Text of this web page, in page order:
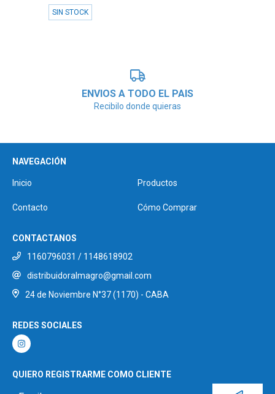
SIN STOCK
ENVIOS A TODO EL PAIS
Recibilo donde quieras
NAVEGACIÓN
Inicio Productos
Contacto Cómo Comprar
CONTACTANOS
1160796031 / 1148618902
distribuidoralmagro@gmail.com
24 de Noviembre N°37 (1170) - CABA
REDES SOCIALES
QUIERO REGISTRARME COMO CLIENTE